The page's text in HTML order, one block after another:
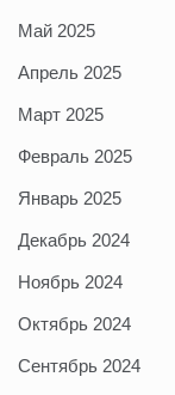
Май 2025
Апрель 2025
Март 2025
Февраль 2025
Январь 2025
Декабрь 2024
Ноябрь 2024
Октябрь 2024
Сентябрь 2024